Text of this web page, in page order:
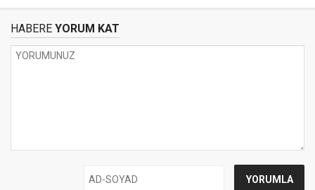
HABERE YORUM KAT